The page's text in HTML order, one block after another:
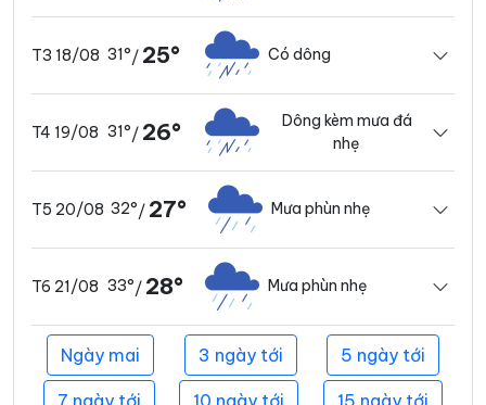
T3 18/08 31°/ 25° Có dông
T4 19/08 31°/ 26°
Dông kèm mưa đá
nhẹ
T5 20/08 32°/ 27° Mưa phùn nhẹ
T6 21/08 33°/ 28° Mưa phùn nhẹ
Ngày mai 3 ngày tới 5 ngày tới
7 ngày tới 10 ngày tới 15 ngày tới